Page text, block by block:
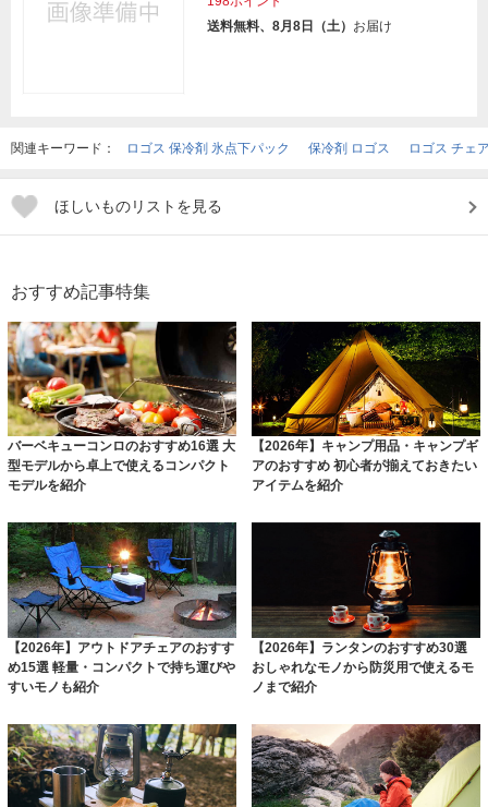
送料無料、8月8日（土） お届け
関連キーワード： ロゴス 保冷剤 氷点下パック 保冷剤 ロゴス ロゴス チェ
ほしいものリストを見る
おすすめ記事特集
バーベキューコンロのおすすめ16選 大
型モデルから卓上で使えるコンパクト
モデルを紹介
【2026年】キャンプ用品・キャンプギ
アのおすすめ 初心者が揃えておきたい
アイテムを紹介
【2026年】アウトドアチェアのおすす
め15選 軽量・コンパクトで持ち運びや
すいモノも紹介
【2026年】ランタンのおすすめ30選
おしゃれなモノから防災用で使えるモ
ノまで紹介